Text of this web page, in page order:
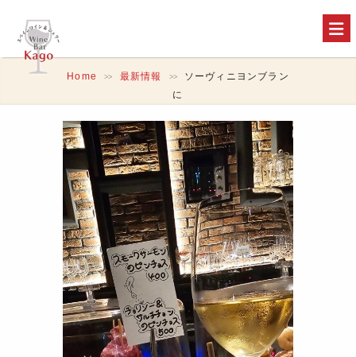
Home >> 最新情報 >>
ソーヴィニヨンブラン
に